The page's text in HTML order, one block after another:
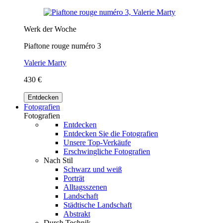
Werk der Woche
Piaftone rouge numéro 3
Valerie Marty
430 €
Entdecken
Fotografien
Fotografien
Entdecken
Entdecken Sie die Fotografien
Unsere Top-Verkäufe
Erschwingliche Fotografien
Nach Stil
Schwarz und weiß
Porträt
Alltagsszenen
Landschaft
Städtische Landschaft
Abstrakt